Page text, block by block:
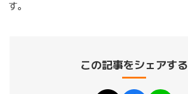
す。
この記事をシェアする